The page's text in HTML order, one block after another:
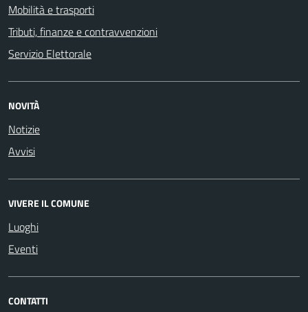
Mobilità e trasporti
Tributi, finanze e contravvenzioni
Servizio Elettorale
NOVITÀ
Notizie
Avvisi
VIVERE IL COMUNE
Luoghi
Eventi
CONTATTI